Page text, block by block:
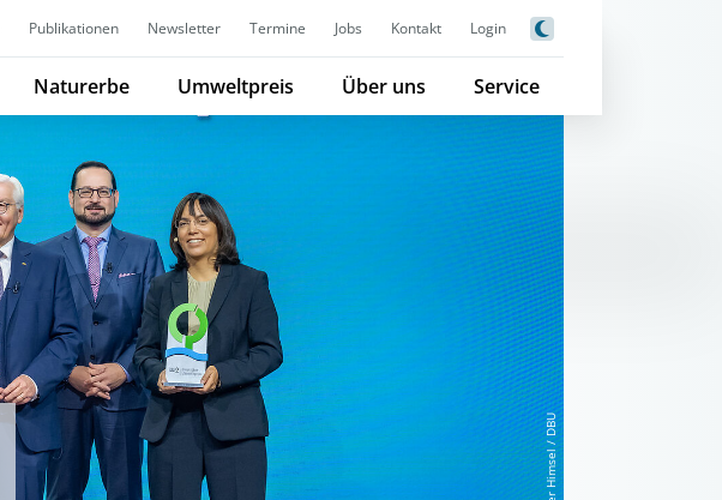
Publikationen Newsletter Termine Jobs Kontakt Login
Naturerbe Umweltpreis Über uns Service
Peter Himsel / DBU